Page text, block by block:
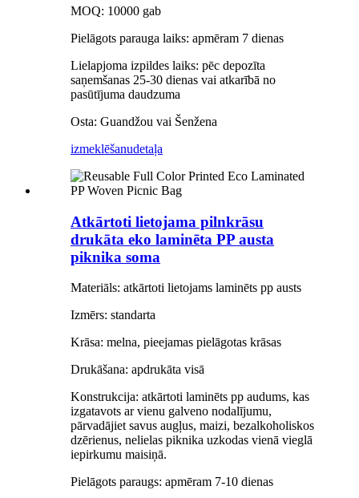
MOQ: 10000 gab
Pielāgots parauga laiks: apmēram 7 dienas
Lielapjoma izpildes laiks: pēc depozīta
saņemšanas 25-30 dienas vai atkarībā no
pasūtījuma daudzuma
Osta: Guandžou vai Šenžena
izmeklēšanudetaļa
Atkārtoti lietojama pilnkrāsu
drukāta eko laminēta PP austa
piknika soma
Materiāls: atkārtoti lietojams laminēts pp austs
Izmērs: standarta
Krāsa: melna, pieejamas pielāgotas krāsas
Drukāšana: apdrukāta visā
Konstrukcija: atkārtoti laminēts pp audums, kas
izgatavots ar vienu galveno nodalījumu,
pārvadājiet savus augļus, maizi, bezalkoholiskos
dzērienus, nelielas piknika uzkodas vienā vieglā
iepirkumu maisiņā.
Pielāgots paraugs: apmēram 7-10 dienas